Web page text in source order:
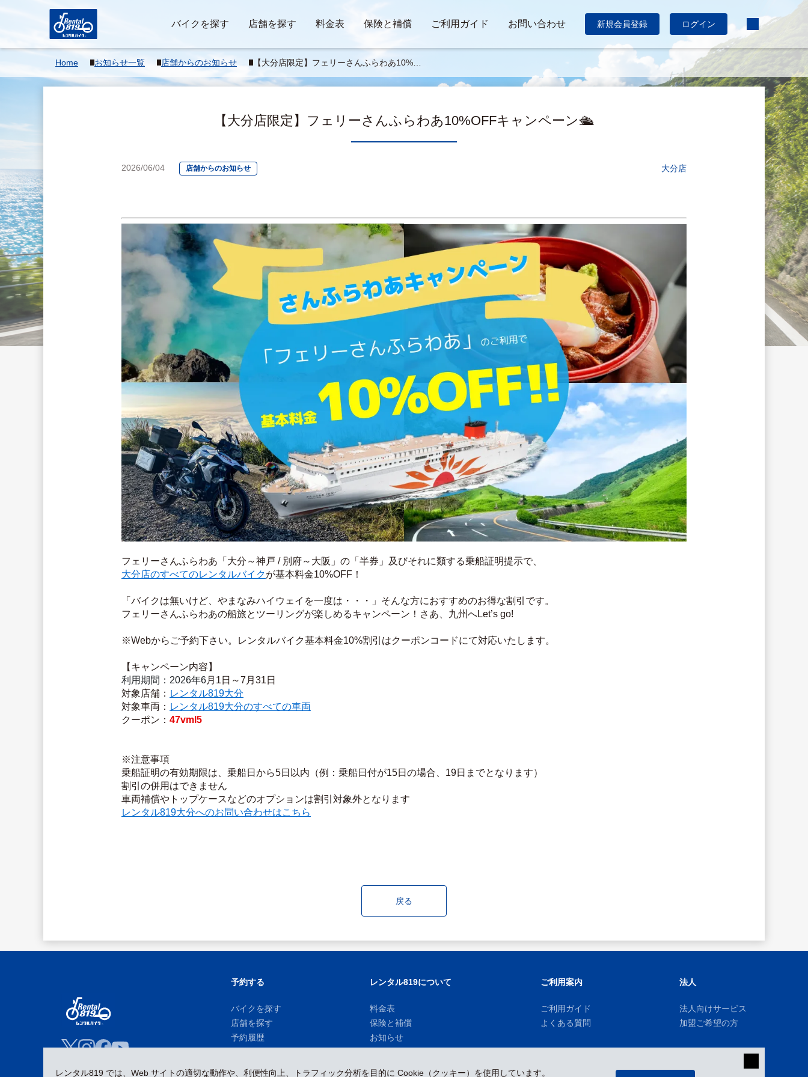
バイクを探す 店舗を探す 料金表 保険と補償 ご利用ガイド お問い合わせ 新規会員登録 ログイン
Home お知らせ一覧 店舗からのお知らせ
【大分店限定】フェリーさんふらわあ10%O
FFキャンペーン🛳️
【大分店限定】フェリーさんふらわあ10%OFFキャンペーン🛳️
2026/06/04 店舗からのお知らせ 大分店
フェリーさんふらわあ「大分～神戸 / 別府～大阪」の「半券」及びそれに類する乗船証明提示で、
大分店のすべてのレンタルバイクが基本料金10%OFF！
「バイクは無いけど、やまなみハイウェイを一度は・・・」そんな方におすすめのお得な割引です。
フェリーさんふらわあの船旅とツーリングが楽しめるキャンペーン！さあ、九州へLet’s go!
※Webからご予約下さい。レンタルバイク基本料金10%割引はクーポンコードにて対応いたします。
【キャンペーン内容】
利用期間：2026年6月1日～7月31日
対象店舗： レンタル819大分
対象車両： レンタル819大分のすべての車両
クーポン： 47vml5
※注意事項
乗船証明の有効期限は、乗船日から5日以内（例：乗船日付が15日の場合、19日までとなります）
割引の併用はできません
車両補償やトップケースなどのオプションは割引対象外となります
レンタル819大分へのお問い合わせはこちら
戻る
レンタル819 では、Web サイトの適切な動作や、利便性向上、トラフィック分析を目的に Cookie（クッキー）を使用しています。
予約する
バイクを探す
店舗を探す
予約履歴
レンタル819について
料金表
保険と補償
お知らせ
ご利用案内
ご利用ガイド
よくある質問
法人
法人向けサービス
加盟ご希望の方